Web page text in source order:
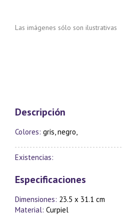
Las imágenes sólo son ilustrativas
Descripción
Colores: gris, negro,
Existencias:
Especificaciones
Dimensiones: 23.5 x 31.1 cm
Material: Curpiel